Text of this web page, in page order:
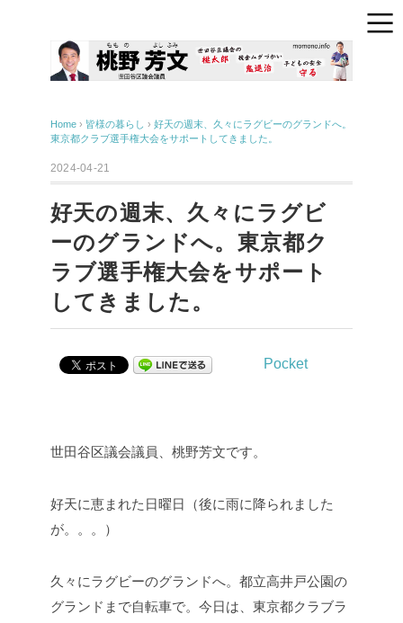
Home › 皆様の暮らし › 好天の週末、久々にラグビーのグランドへ。
東京都クラブ選手権大会をサポートしてきました。
2024-04-21
好天の週末、久々にラグビ
ーのグランドへ。東京都ク
ラブ選手権大会をサポート
してきました。
Pocket
世田谷区議会議員、桃野芳文です。
好天に恵まれた日曜日（後に雨に降られました
が。。。）
久々にラグビーのグランドへ。都立高井戸公園の
グランドまで自転車で。今日は、東京都クラブラ